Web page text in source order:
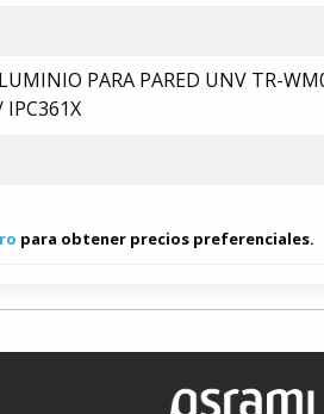
PARA PARED UNV TR-
IPC361X
para obtener precios preferenciales.